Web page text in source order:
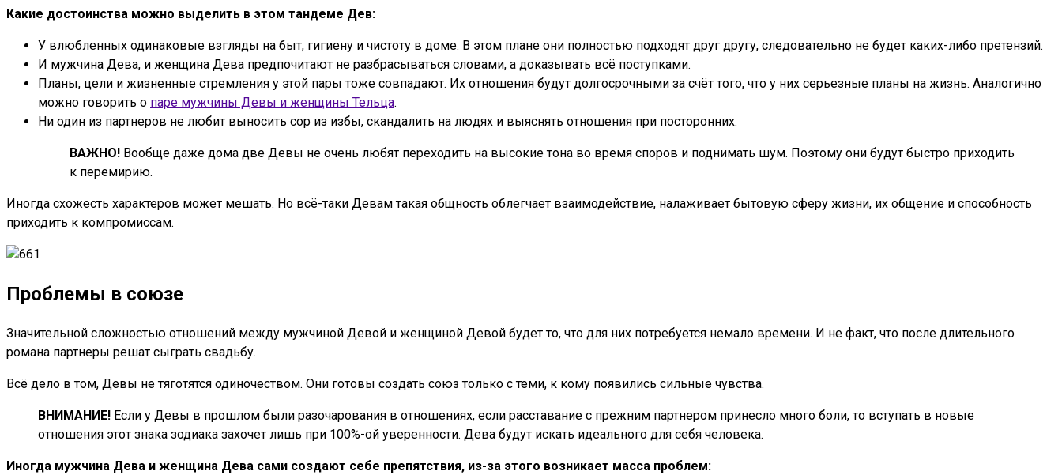
Какие достоинства можно выделить в этом тандеме Дев:
У влюбленных одинаковые взгляды на быт, гигиену и чистоту в доме. В этом плане они полностью подходят друг другу, следовательно не будет каких-либо претензий.
И мужчина Дева, и женщина Дева предпочитают не разбрасываться словами, а доказывать всё поступками.
Планы, цели и жизненные стремления у этой пары тоже совпадают. Их отношения будут долгосрочными за счёт того, что у них серьезные планы на жизнь. Аналогично
можно говорить о паре мужчины Девы и женщины Тельца.
Ни один из партнеров не любит выносить сор из избы, скандалить на людях и выяснять отношения при посторонних.
ВАЖНО! Вообще даже дома две Девы не очень любят переходить на высокие тона во время споров и поднимать шум. Поэтому они будут быстро приходить
к перемирию.
Иногда схожесть характеров может мешать. Но всё-таки Девам такая общность облегчает взаимодействие, налаживает бытовую сферу жизни, их общение и способность
приходить к компромиссам.
Проблемы в союзе
Значительной сложностью отношений между мужчиной Девой и женщиной Девой будет то, что для них потребуется немало времени. И не факт, что после длительного
романа партнеры решат сыграть свадьбу.
Всё дело в том, Девы не тяготятся одиночеством. Они готовы создать союз только с теми, к кому появились сильные чувства.
ВНИМАНИЕ! Если у Девы в прошлом были разочарования в отношениях, если расставание с прежним партнером принесло много боли, то вступать в новые
отношения этот знака зодиака захочет лишь при 100%-ой уверенности. Дева будут искать идеального для себя человека.
Иногда мужчина Дева и женщина Дева сами создают себе препятствия, из-за этого возникает масса проблем: